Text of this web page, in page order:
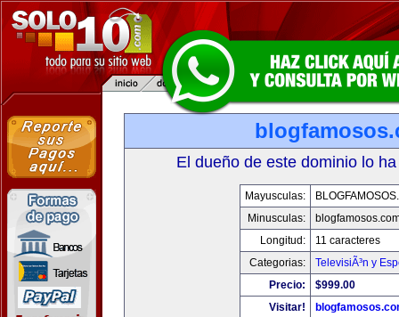
El dueño de este dominio lo
Mayusculas:
Minusculas:
Longitud:
11 caracteres
Categorias:
TelevisiÃ³n y
Precio:
$999.00
Visitar!